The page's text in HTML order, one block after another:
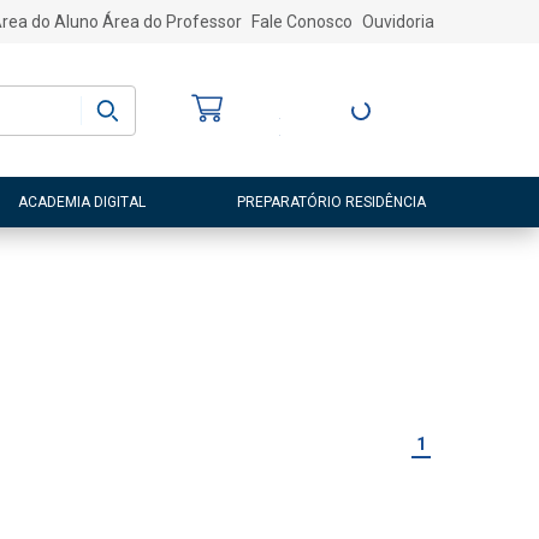
do Aluno Área do Professor Fale Conosco Ouvidoria
Entre ou Cadastre-
ACADEMIA DIGITAL PREPARATÓRIO RESIDÊNCIA
1